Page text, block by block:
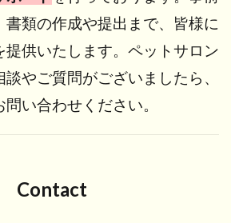
書類の作成や提出まで、皆様に
提供いたします。ペットサロン
やご質問がございましたら、
い合わせください。
Contact